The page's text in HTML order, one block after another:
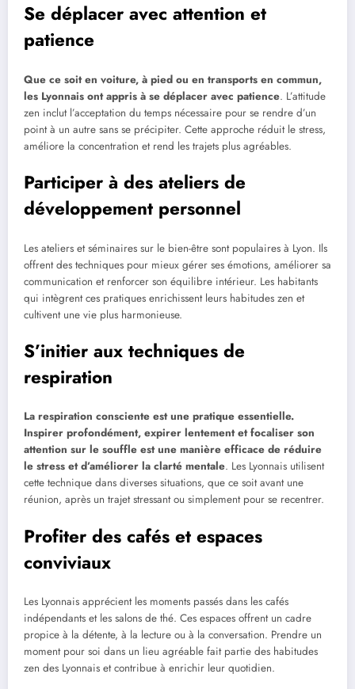
Se déplacer avec attention et
patience
Que ce soit en voiture, à pied ou en transports en commun,
les Lyonnais ont appris à se déplacer avec patience. L’attitude
zen inclut l’acceptation du temps nécessaire pour se rendre d’un
point à un autre sans se précipiter. Cette approche réduit le stress,
améliore la concentration et rend les trajets plus agréables.
Participer à des ateliers de
développement personnel
Les ateliers et séminaires sur le bien-être sont populaires à Lyon. Ils
offrent des techniques pour mieux gérer ses émotions, améliorer sa
communication et renforcer son équilibre intérieur. Les habitants
qui intègrent ces pratiques enrichissent leurs habitudes zen et
cultivent une vie plus harmonieuse.
S’initier aux techniques de
respiration
La respiration consciente est une pratique essentielle.
Inspirer profondément, expirer lentement et focaliser son
attention sur le souffle est une manière efficace de réduire
le stress et d’améliorer la clarté mentale. Les Lyonnais utilisent
cette technique dans diverses situations, que ce soit avant une
réunion, après un trajet stressant ou simplement pour se recentrer.
Profiter des cafés et espaces
conviviaux
Les Lyonnais apprécient les moments passés dans les cafés
indépendants et les salons de thé. Ces espaces offrent un cadre
propice à la détente, à la lecture ou à la conversation. Prendre un
moment pour soi dans un lieu agréable fait partie des habitudes
zen des Lyonnais et contribue à enrichir leur quotidien.